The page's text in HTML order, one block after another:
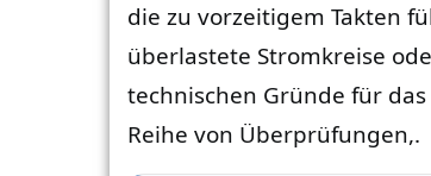
die zu vorzeitigem Takten
überlastete Stromkreise
technischen Gründe für
Reihe von Überprüfungen,.